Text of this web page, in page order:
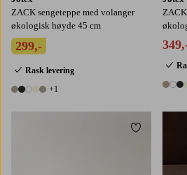
ZACK sengeteppe med volanger
økologisk høyde 45 cm
299,-
Rask levering
6 farger
+1 11
Legg til